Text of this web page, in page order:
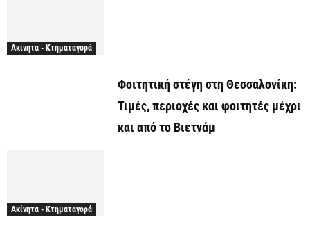
Ακίνητα - Κτηματαγορά
Φοιτητική στέγη στη Θεσσαλονίκη:
Τιμές, περιοχές και φοιτητές μέχρι
και από το Βιετνάμ
Ακίνητα - Κτηματαγορά